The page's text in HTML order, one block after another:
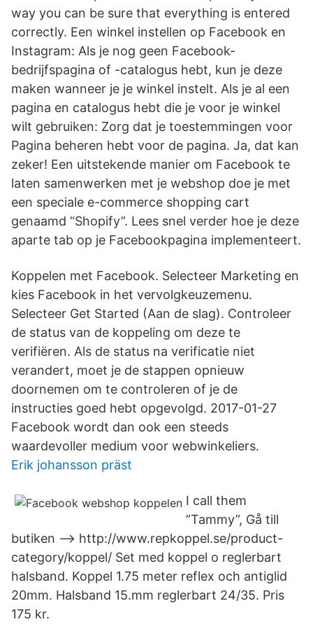
way you can be sure that everything is entered
correctly. Een winkel instellen op Facebook en
Instagram: Als je nog geen Facebook-
bedrijfspagina of -catalogus hebt, kun je deze
maken wanneer je je winkel instelt. Als je al een
pagina en catalogus hebt die je voor je winkel
wilt gebruiken: Zorg dat je toestemmingen voor
Pagina beheren hebt voor de pagina. Ja, dat kan
zeker! Een uitstekende manier om Facebook te
laten samenwerken met je webshop doe je met
een speciale e-commerce shopping cart
genaamd “Shopify”. Lees snel verder hoe je deze
aparte tab op je Facebookpagina implementeert.
Koppelen met Facebook. Selecteer Marketing en
kies Facebook in het vervolgkeuzemenu.
Selecteer Get Started (Aan de slag). Controleer
de status van de koppeling om deze te
verifiëren. Als de status na verificatie niet
verandert, moet je de stappen opnieuw
doornemen om te controleren of je de
instructies goed hebt opgevolgd. 2017-01-27
Facebook wordt dan ook een steeds
waardevoller medium voor webwinkeliers.
Erik johansson präst
I call them
”Tammy”, Gå till
butiken --> http://www.repkoppel.se/product-
category/koppel/ Set med koppel o reglerbart
halsband. Koppel 1.75 meter reflex och antiglid
20mm. Halsband 15.mm reglerbart 24/35. Pris
175 kr.